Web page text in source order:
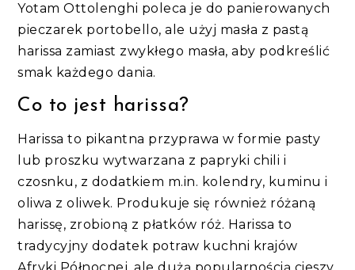
Yotam Ottolenghi poleca je do panierowanych
pieczarek portobello, ale użyj masła z pastą
harissa zamiast zwykłego masła, aby podkreślić
smak każdego dania.
Co to jest harissa?
Harissa to pikantna przyprawa w formie pasty
lub proszku wytwarzana z papryki chili i
czosnku, z dodatkiem m.in. kolendry, kuminu i
oliwa z oliwek. Produkuje się również różaną
harissę, zrobioną z płatków róż. Harissa to
tradycyjny dodatek potraw kuchni krajów